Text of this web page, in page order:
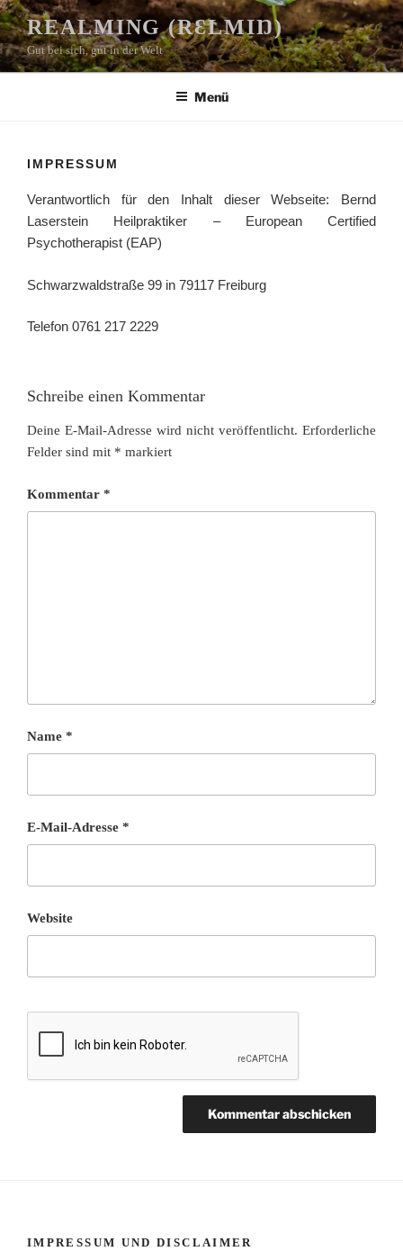
Zum
Inhalt
springen
REALMING (RƐLMIŊ)
Gut bei sich, gut in der Welt
Menü
IMPRESSUM
Verantwortlich für den Inhalt dieser Webseite: Bernd
Laserstein Heilpraktiker – European Certified
Psychotherapist (EAP)
Schwarzwaldstraße 99 in 79117 Freiburg
Telefon 0761 217 2229
Schreibe einen Kommentar
Deine E-Mail-Adresse wird nicht veröffentlicht. Erforderliche
Felder sind mit * markiert
Kommentar *
Name *
E-Mail-Adresse *
Website
IMPRESSUM UND DISCLAIMER